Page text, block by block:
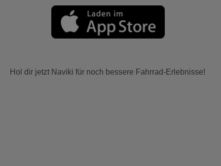
Hol dir jetzt Naviki für noch bessere Fahrrad-Erlebnisse!